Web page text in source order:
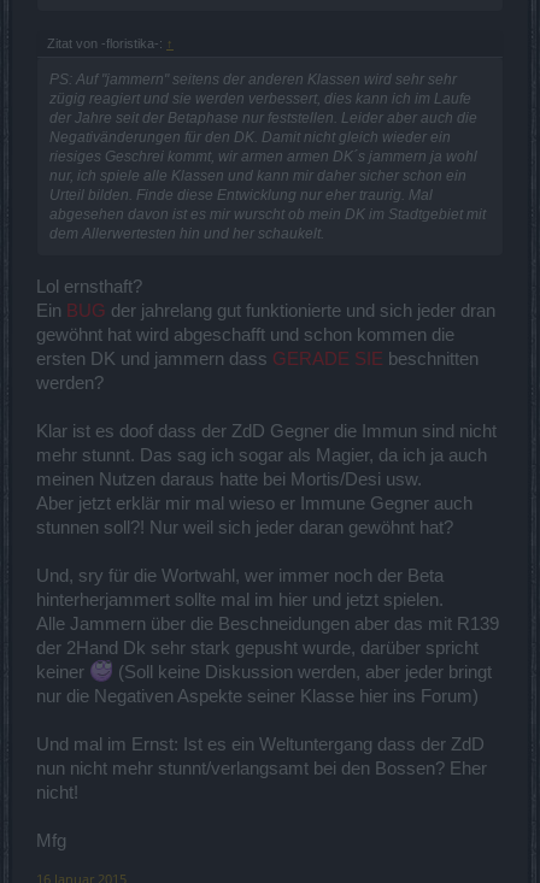
Zitat von -floristika-: ↑
PS: Auf "jammern" seitens der anderen Klassen wird sehr sehr
zügig reagiert und sie werden verbessert, dies kann ich im Laufe
der Jahre seit der Betaphase nur feststellen. Leider aber auch die
Negativänderungen für den DK. Damit nicht gleich wieder ein
riesiges Geschrei kommt, wir armen armen DK´s jammern ja wohl
nur, ich spiele alle Klassen und kann mir daher sicher schon ein
Urteil bilden. Finde diese Entwicklung nur eher traurig. Mal
abgesehen davon ist es mir wurscht ob mein DK im Stadtgebiet mit
dem Allerwertesten hin und her schaukelt.
Lol ernsthaft?
Ein BUG der jahrelang gut funktionierte und sich jeder dran
gewöhnt hat wird abgeschafft und schon kommen die
ersten DK und jammern dass GERADE SIE beschnitten
werden?
Klar ist es doof dass der ZdD Gegner die Immun sind nicht
mehr stunnt. Das sag ich sogar als Magier, da ich ja auch
meinen Nutzen daraus hatte bei Mortis/Desi usw.
Aber jetzt erklär mir mal wieso er Immune Gegner auch
stunnen soll?! Nur weil sich jeder daran gewöhnt hat?
Und, sry für die Wortwahl, wer immer noch der Beta
hinterherjammert sollte mal im hier und jetzt spielen.
Alle Jammern über die Beschneidungen aber das mit R139
der 2Hand Dk sehr stark gepusht wurde, darüber spricht
keiner
(Soll keine Diskussion werden, aber jeder bringt
nur die Negativen Aspekte seiner Klasse hier ins Forum)
Und mal im Ernst: Ist es ein Weltuntergang dass der ZdD
nun nicht mehr stunnt/verlangsamt bei den Bossen? Eher
nicht!
Mfg
16 Januar 2015